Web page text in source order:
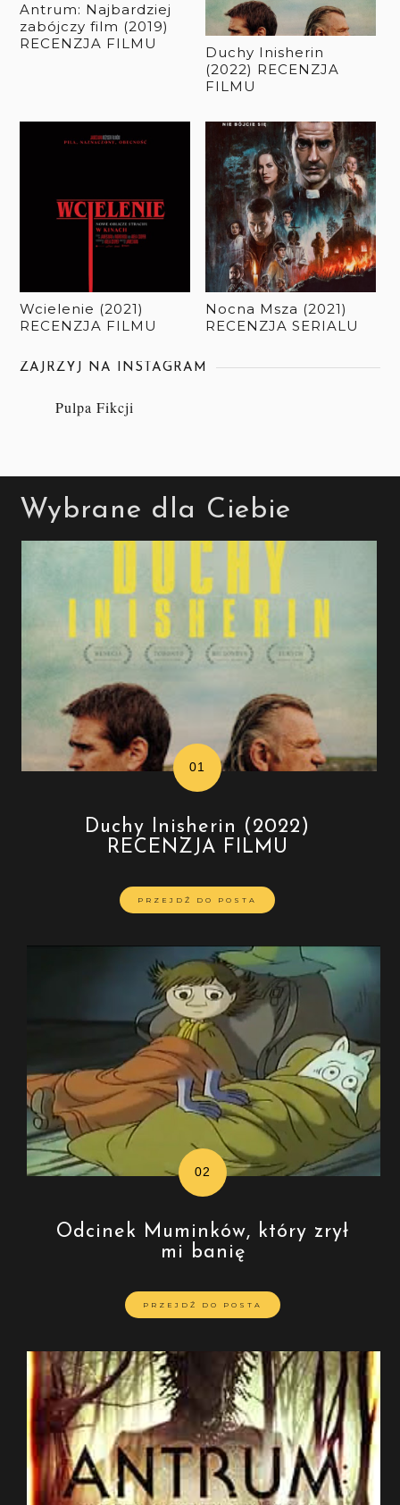
Antrum: Najbardziej
zabójczy film (2019)
RECENZJA FILMU
Duchy Inisherin
(2022) RECENZJA
FILMU
Wcielenie (2021)
RECENZJA FILMU
Nocna Msza (2021)
RECENZJA SERIALU
ZAJRZYJ NA INSTAGRAM
Pulpa Fikcji
Wybrane dla Ciebie
Duchy Inisherin (2022)
RECENZJA FILMU
PRZEJDŹ DO POSTA
Odcinek Muminków, który zrył
mi banię
PRZEJDŹ DO POSTA